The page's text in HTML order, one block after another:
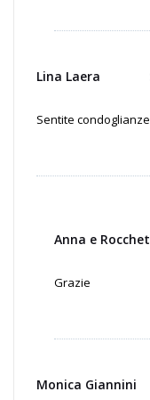
Lina Laera
Sentite condoglianze
Anna e
Grazie
Monica Giannini